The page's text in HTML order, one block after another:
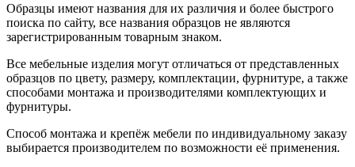
Образцы имеют названия для их различия и более быстрого
поиска по сайту, все названия образцов не являются
зарегистрированным товарным знаком.
Все мебельные изделия могут отличаться от представленных
образцов по цвету, размеру, комплектации, фурнитуре, а также
способами монтажа и производителями комплектующих и
фурнитуры.
Способ монтажа и крепёж мебели по индивидуальному заказу
выбирается производителем по возможности её применения.